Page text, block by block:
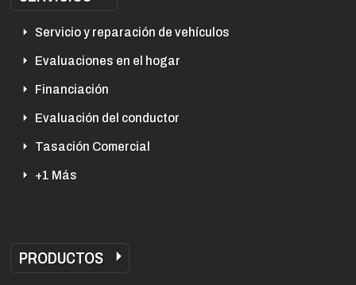
Servicio y reparación de vehículos
Evaluaciones en el hogar
Financiación
Evaluación del conductor
Tasación Comercial
+1 Más
PRODUCTOS